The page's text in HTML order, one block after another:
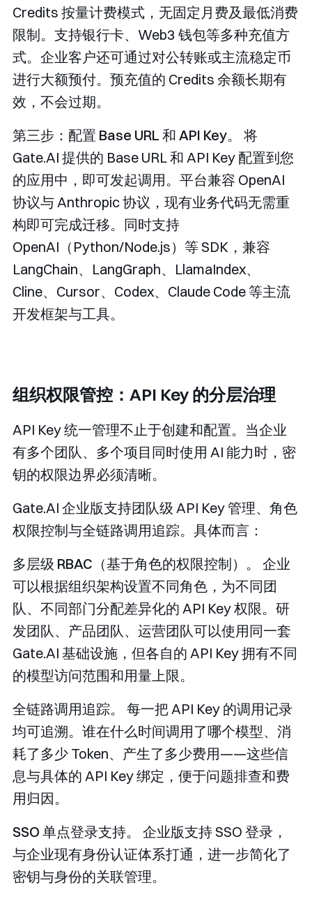
Credits 按量计费模式，无固定月费及最低消费
限制。支持银行卡、Web3 钱包等多种充值方
式。企业客户还可通过对公转账或主流稳定币
进行大额预付。预充值的 Credits 余额长期有
效，不会过期。
第三步：配置 Base URL 和 API Key。
将
Gate.AI 提供的 Base URL 和 API Key 配置到您
的应用中，即可发起调用。平台兼容 OpenAI
协议与 Anthropic 协议，现有业务代码无需重
构即可完成迁移。同时支持
OpenAI（Python/Node.js）等 SDK，兼容
LangChain、LangGraph、LlamaIndex、
Cline、Cursor、Codex、Claude Code 等主流
开发框架与工具。
组织权限管控：API Key 的分层治理
API Key 统一管理不止于创建和配置。当企业
有多个团队、多个项目同时使用 AI 能力时，密
钥的权限边界必须清晰。
Gate.AI 企业版支持团队级 API Key 管理、角色
权限控制与全链路调用追踪。具体而言：
多层级 RBAC（基于角色的权限控制）。
企业
可以根据组织架构设置不同角色，为不同团
队、不同部门分配差异化的 API Key 权限。研
发团队、产品团队、运营团队可以使用同一套
Gate.AI 基础设施，但各自的 API Key 拥有不同
的模型访问范围和用量上限。
全链路调用追踪。
每一把 API Key 的调用记录
均可追溯。谁在什么时间调用了哪个模型、消
耗了多少 Token、产生了多少费用——这些信
息与具体的 API Key 绑定，便于问题排查和费
用归因。
SSO 单点登录支持。
企业版支持 SSO 登录，
与企业现有身份认证体系打通，进一步简化了
密钥与身份的关联管理。